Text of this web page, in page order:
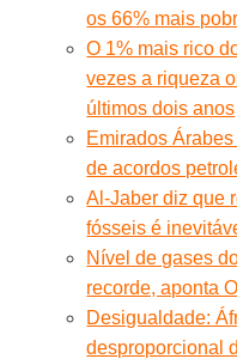
os 66% mais
O 1% mais rico
vezes a riqueza
últimos dois anos
Emirados
de acordos
Al-Jaber diz que
fósseis é
Nível de gases
recorde, aponta
Desigualdade:
desproporcional